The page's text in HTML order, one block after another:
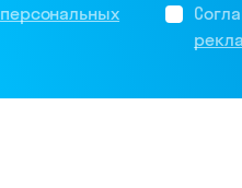
персональных